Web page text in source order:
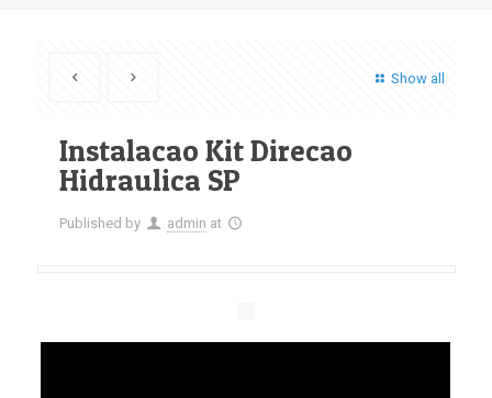
Show all
Instalacao Kit Direcao
Hidraulica SP
Published by admin at